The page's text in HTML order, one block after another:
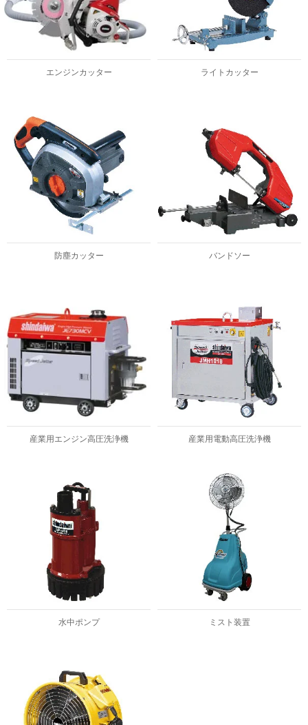
エンジンカッター ライトカッター
防塵カッター バンドソー
産業用エンジン高圧洗浄機 産業用電動高圧洗浄機
水中ポンプ ミスト装置